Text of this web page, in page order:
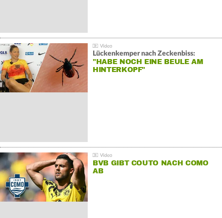
Lückenkemper nach Zeckenbiss:
"HABE NOCH EINE BEULE AM
HINTERKOPF"
BVB GIBT COUTO NACH COMO
AB